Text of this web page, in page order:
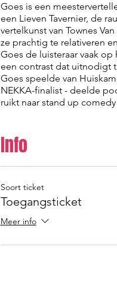
Goes is een
een Lieven Tavernier, de
vertelkunst van Townes
ze prachtig te relativeren
Goes de luisteraar vaak
een contrast dat uitnodigt
Goes speelde van
NEKKA-finalist - deelde
ruikt naar stand up
Info
Soort ticket
Toegangsticket
Meer info